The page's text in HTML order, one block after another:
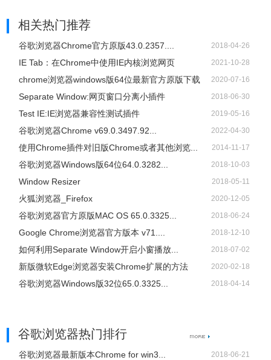
相关热门推荐
谷歌浏览器Chrome官方原版43.0.2357.... 2018-04-26
IE Tab：在Chrome中使用IE内核浏览网页 2021-10-28
chrome浏览器windows版64位最新官方原版下载 2020-07-16
Separate Window:网页窗口分离小插件 2018-06-30
Test IE:IE浏览器兼容性测试插件 2019-05-16
谷歌浏览器Chrome v69.0.3497.92... 2022-04-30
使用Chrome插件对旧版Chrome或者其他浏览... 2014-11-17
谷歌浏览器Windows版64位64.0.3282... 2018-10-03
Window Resizer 2018-05-11
火狐浏览器_Firefox 2020-12-05
谷歌浏览器官方原版MAC OS 65.0.3325... 2018-06-24
Google Chrome浏览器官方版本 v71.... 2018-12-10
如何利用Separate Window开启小窗播放... 2018-07-02
新版微软Edge浏览器安装Chrome扩展的方法 2020-02-18
谷歌浏览器Windows版32位65.0.3325... 2018-04-14
谷歌浏览器热门排行
谷歌浏览器最新版本Chrome for win3... 2018-06-21